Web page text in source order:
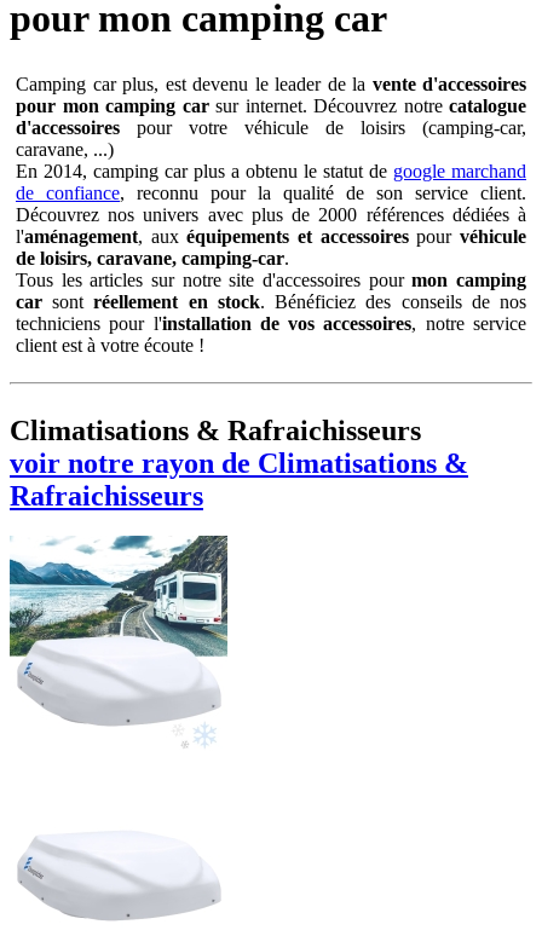
pour mon camping car
Camping car plus, est devenu le leader de la vente d'accessoires
pour mon camping carsur internet. Découvrez notre catalogue
d'accessoires pour votre véhicule de loisirs (camping-car,
caravane, ...)
En 2014, camping car plus a obtenu le statut de google marchand
de confiance, reconnu pour la qualité de son service client.
Découvrez nos univers avec plus de 2000 références dédiées à
l'aménagement, auxéquipements et accessoirespourvéhicule
de loisirs, caravane, camping-car.
Tous les articles sur notre site d'accessoires pourmon camping
car sontréellement en stock. Bénéficiez des conseils de nos
techniciens pour l'installation de vos accessoires, notre service
client est à votre écoute !
Climatisations & Rafraichisseurs
voir notre rayon de Climatisations &
Rafraichisseurs